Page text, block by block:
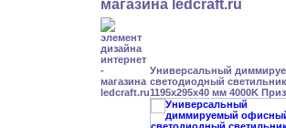
Универсальный
светодиодный
1195x295x40 мм 4000K